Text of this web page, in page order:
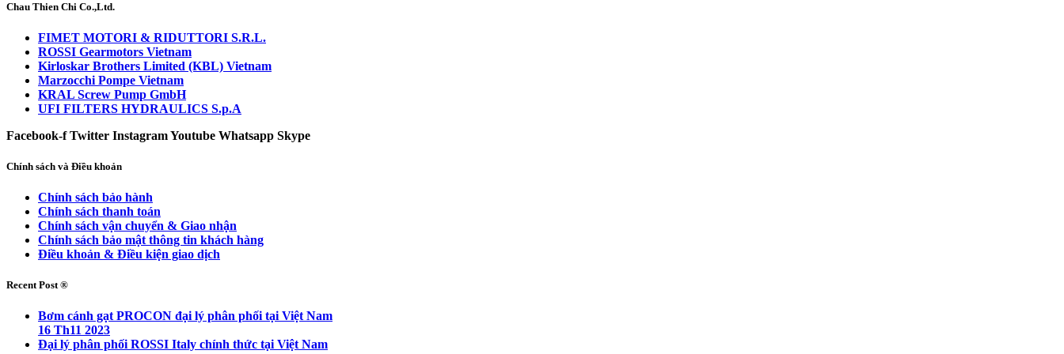
Chau Thien Chi Co.,Ltd.
FIMET MOTORI & RIDUTTORI S.R.L.
ROSSI Gearmotors Vietnam
Kirloskar Brothers Limited (KBL) Vietnam
Marzocchi Pompe Vietnam
KRAL Screw Pump GmbH
UFI FILTERS HYDRAULICS S.p.A
Facebook-f Twitter InstagramYoutube Whatsapp Skype
Chính sách và Điều khoản
Chính sách bảo hành
Chính sách thanh toán
Chính sách vận chuyển & Giao nhận
Chính sách bảo mật thông tin khách hàng
Điều khoản & Điều kiện giao dịch
Recent Post ®
Bơm cánh gạt PROCON đại lý phân phối tại Việt Nam
16 Th11 2023
Đại lý phân phối ROSSI Italy chính thức tại Việt Nam